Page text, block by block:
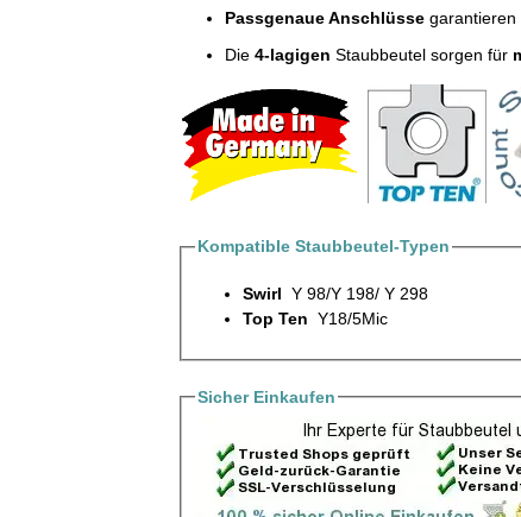
Passgenaue Anschlüsse garantieren
Die 4-lagigen Staubbeutel sorgen für
Kompatible Staubbeutel-Typen
Swirl Y 98/Y 198/ Y 298
Top Ten Y18/5Mic
Sicher Einkaufen